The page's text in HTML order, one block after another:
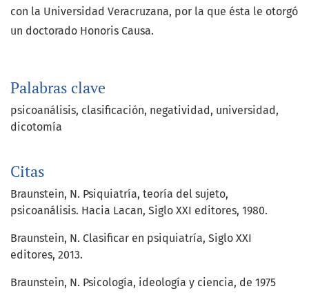
Palabras clave
psicoanálisis clasificación negatividad
universidad
dicotomía
con la Universidad Veracruzana, por la que ésta le otorgó
un doctorado Honoris Causa.
Citas
Braunstein, N. Psiquiatría, teoría del sujeto,
psicoanálisis. Hacia Lacan, Siglo XXI editores, 1980.
Braunstein, N. Clasificar en psiquiatría, Siglo XXI
editores, 2013.
Braunstein, N. Psicología, ideología y ciencia, de 1975